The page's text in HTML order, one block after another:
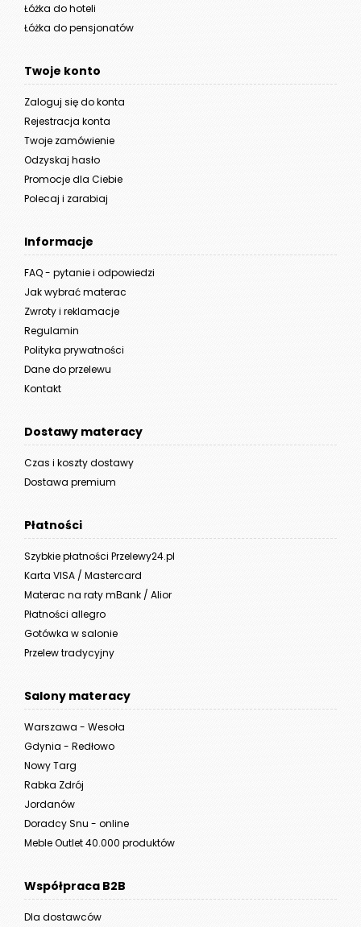
Łóżka do hoteli
Łóżka do pensjonatów
Twoje konto
Zaloguj się do konta
Rejestracja konta
Twoje zamówienie
Odzyskaj hasło
Promocje dla Ciebie
Polecaj i zarabiaj
Informacje
FAQ - pytanie i odpowiedzi
Jak wybrać materac
Zwroty i reklamacje
Regulamin
Polityka prywatności
Dane do przelewu
Kontakt
Dostawy materacy
Czas i koszty dostawy
Dostawa premium
Płatności
Szybkie płatności Przelewy24.pl
Karta VISA / Mastercard
Materac na raty mBank / Alior
Płatności allegro
Gotówka w salonie
Przelew tradycyjny
Salony materacy
Warszawa - Wesoła
Gdynia - Redłowo
Nowy Targ
Rabka Zdrój
Jordanów
Doradcy Snu - online
Meble Outlet 40.000 produktów
Współpraca B2B
Dla dostawców